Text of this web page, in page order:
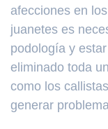
afecciones en
juanetes es
podología y
eliminado toda
como los
generar